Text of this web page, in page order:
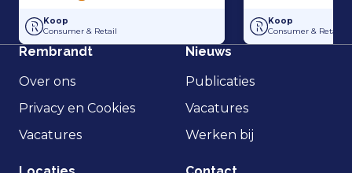
Overname Autoschade Theo Lauwers door ABS Autoherstel van
Koop
Consumer & Retail
Uitkoop tussen
Koop
Consumer & Retail
Rembrandt
Over ons
Privacy en Cookies
Vacatures
Nieuws
Publicaties
Vacatures
Werken bij